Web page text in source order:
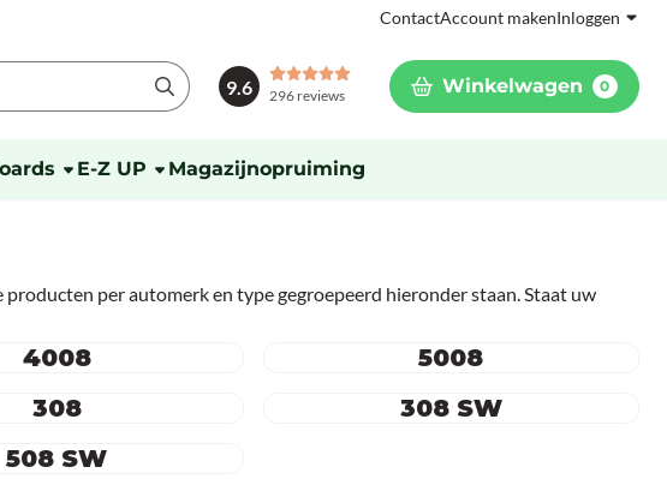
ContactAccount makenInloggen
9.6 296 reviews Winkelwagen 0
E-Z UP Magazijnopruiming
per automerk en type gegroepeerd hieronder staan. Staat uw
4008
5008
308
308 SW
508 SW